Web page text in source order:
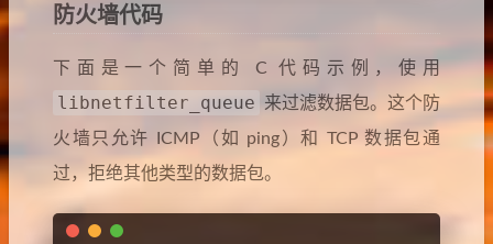
防火墙代码
下面是一个简单的 C 代码示例，使用
libnetfilter_queue
来过滤数据包。这个防
火墙只允许 ICMP（如 ping）和 TCP 数据包通
过，拒绝其他类型的数据包。